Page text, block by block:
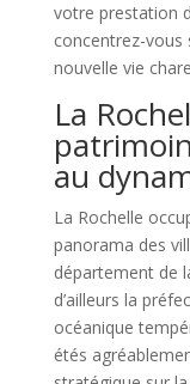
votre prestation
concentrez-vous
nouvelle vie
La
au
La Rochelle
panorama des
département de
d’ailleurs la
océanique
étés